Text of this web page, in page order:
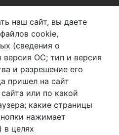
продажи
пер.
2.
наш сайт, вы даете
cookie,
(сведения о
ОС; тип и версия
и разрешение его
пришел на сайт
или по какой
какие страницы
нажимает
в целях